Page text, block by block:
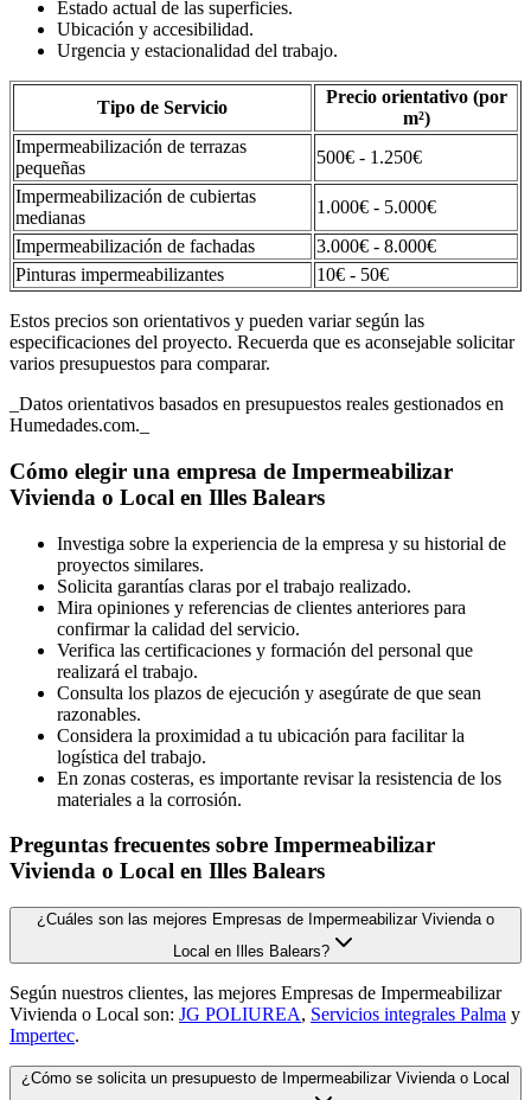
Estado actual de las superficies.
Ubicación y accesibilidad.
Urgencia y estacionalidad del trabajo.
Tipo de Servicio
Precio orientativo (por
m²)
Impermeabilización de terrazas
pequeñas
500€ - 1.250€
Impermeabilización de cubiertas
medianas
1.000€ - 5.000€
Impermeabilización de fachadas
3.000€ - 8.000€
Pinturas impermeabilizantes
10€ - 50€
Estos precios son orientativos y pueden variar según las
especificaciones del proyecto. Recuerda que es aconsejable solicitar
varios presupuestos para comparar.
_Datos orientativos basados en presupuestos reales gestionados en
Humedades.com._
Cómo elegir una empresa de Impermeabilizar
Vivienda o Local en Illes Balears
Investiga sobre la experiencia de la empresa y su historial de
proyectos similares.
Solicita garantías claras por el trabajo realizado.
Mira opiniones y referencias de clientes anteriores para
confirmar la calidad del servicio.
Verifica las certificaciones y formación del personal que
realizará el trabajo.
Consulta los plazos de ejecución y asegúrate de que sean
razonables.
Considera la proximidad a tu ubicación para facilitar la
logística del trabajo.
En zonas costeras, es importante revisar la resistencia de los
materiales a la corrosión.
Preguntas frecuentes sobre Impermeabilizar
Vivienda o Local en Illes Balears
¿Cuáles son las mejores Empresas de Impermeabilizar Vivienda o
Local en Illes Balears?
Según nuestros clientes, las mejores Empresas de Impermeabilizar
Vivienda o Local son: JG POLIUREA, Servicios integrales Palma y
Impertec.
¿Cómo se solicita un presupuesto de Impermeabilizar Vivienda o Local